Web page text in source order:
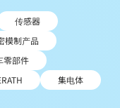
传感器
模制产品
零部件
集电体